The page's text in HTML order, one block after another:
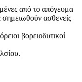
από το απόγευμα
σημειωθούν ασθενείς
βορειοδυτικοί